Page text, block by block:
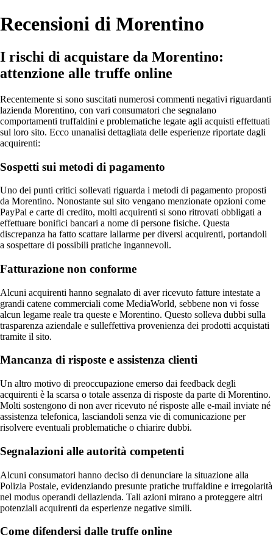
Recensioni di Morentino
I rischi di acquistare da Morentino:
attenzione alle truffe online
Recentemente si sono suscitati numerosi commenti negativi riguardanti
lazienda Morentino, con vari consumatori che segnalano
comportamenti truffaldini e problematiche legate agli acquisti effettuati
sul loro sito. Ecco unanalisi dettagliata delle esperienze riportate dagli
acquirenti:
Sospetti sui metodi di pagamento
Uno dei punti critici sollevati riguarda i metodi di pagamento proposti
da Morentino. Nonostante sul sito vengano menzionate opzioni come
PayPal e carte di credito, molti acquirenti si sono ritrovati obbligati a
effettuare bonifici bancari a nome di persone fisiche. Questa
discrepanza ha fatto scattare lallarme per diversi acquirenti, portandoli
a sospettare di possibili pratiche ingannevoli.
Fatturazione non conforme
Alcuni acquirenti hanno segnalato di aver ricevuto fatture intestate a
grandi catene commerciali come MediaWorld, sebbene non vi fosse
alcun legame reale tra queste e Morentino. Questo solleva dubbi sulla
trasparenza aziendale e sulleffettiva provenienza dei prodotti acquistati
tramite il sito.
Mancanza di risposte e assistenza clienti
Un altro motivo di preoccupazione emerso dai feedback degli
acquirenti è la scarsa o totale assenza di risposte da parte di Morentino.
Molti sostengono di non aver ricevuto né risposte alle e-mail inviate né
assistenza telefonica, lasciandoli senza vie di comunicazione per
risolvere eventuali problematiche o chiarire dubbi.
Segnalazioni alle autorità competenti
Alcuni consumatori hanno deciso di denunciare la situazione alla
Polizia Postale, evidenziando presunte pratiche truffaldine e irregolarità
nel modus operandi dellazienda. Tali azioni mirano a proteggere altri
potenziali acquirenti da esperienze negative simili.
Come difendersi dalle truffe online